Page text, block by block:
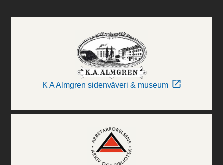
K A Almgren sidenväveri & museum